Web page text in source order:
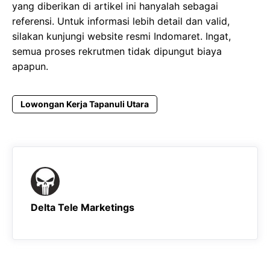
yang diberikan di artikel ini hanyalah sebagai
referensi. Untuk informasi lebih detail dan valid,
silakan kunjungi website resmi Indomaret. Ingat,
semua proses rekrutmen tidak dipungut biaya
apapun.
Lowongan Kerja Tapanuli Utara
Delta Tele Marketings